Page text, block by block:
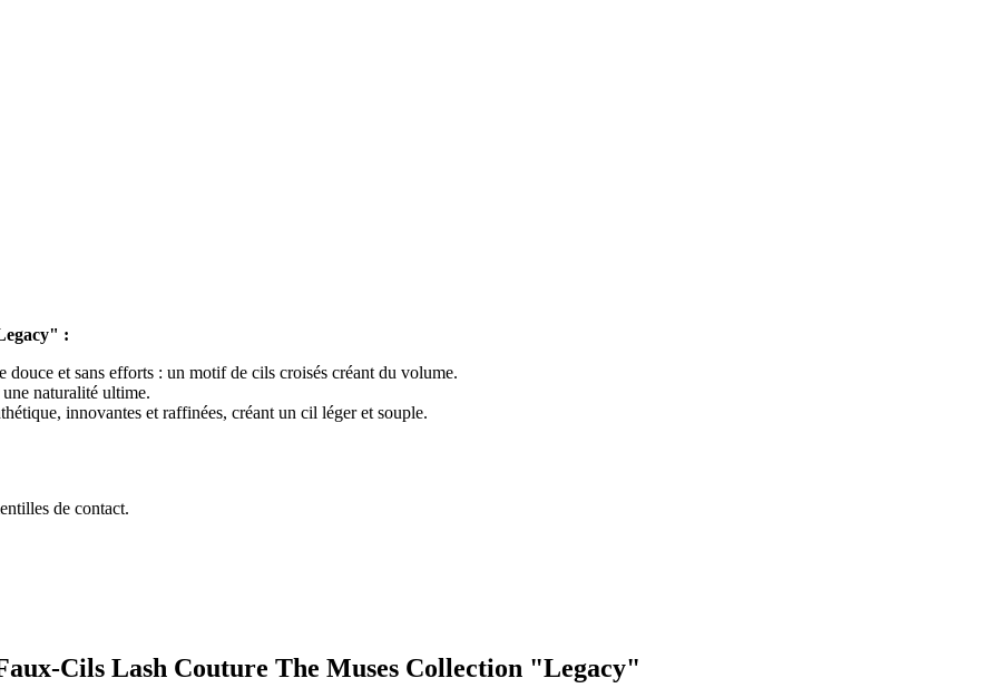
:
douce et sans efforts : un motif de cils croisés créant du volume.
naturalité ultime.
innovantes et raffinées, créant un cil léger et souple.
de contact.
Cils Lash Couture The Muses Collection "Legacy"